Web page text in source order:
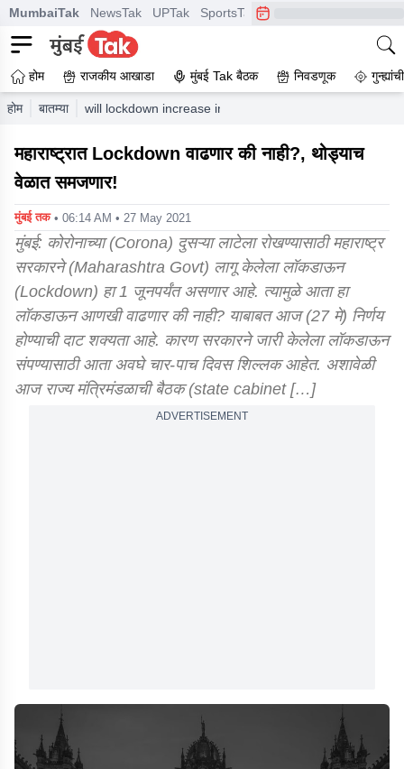
MumbaiTak NewsTak UPTak SportsTak CrimeTak
होम राजकीय आखाडा मुंबई Tak बैठक निवडणूक
होम बातम्या will lockdown increase in maharashtra or not a
महाराष्ट्रात Lockdown वाढणार की नाही?, थोड्याच
वेळात समजणार!
मुंबई तक • 06:14 AM • 27 May 2021
मुंबई: कोरोनाच्या (Corona) दुसऱ्या लाटेला रोखण्यासाठी महाराष्ट्र
सरकारने (Maharashtra Govt) लागू केलेला लॉकडाऊन
(Lockdown) हा 1 जूनपर्यंत असणार आहे. त्यामुळे आता हा
लॉकडाऊन आणखी वाढणार की नाही? याबाबत आज (27 मे) निर्णय
होण्याची दाट शक्यता आहे. कारण सरकारने जारी केलेला लॉकडाऊन
संपण्यासाठी आता अवघे चार-पाच दिवस शिल्लक आहेत. अशावेळी
आज राज्य मंत्रिमंडळाची बैठक (state cabinet […]
ADVERTISEMENT